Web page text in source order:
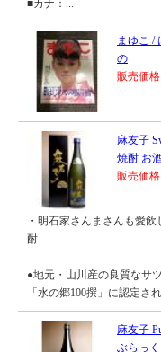
■カナ：...
まゆこ /
の
販売価格
麻友子
焼酎 お
販売価格
・明石家さんまさんも愛
酎
●地元・山川産の良質なサ
「水の郷100撰」に認定さ
麻友子
ぶらっ